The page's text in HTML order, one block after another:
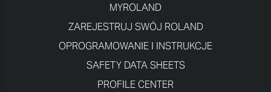
MYROLAND
ZAREJESTRUJ SWÓJ ROLAND
OPROGRAMOWANIE I INSTRUKCJE
SAFETY DATA SHEETS
PROFILE CENTER